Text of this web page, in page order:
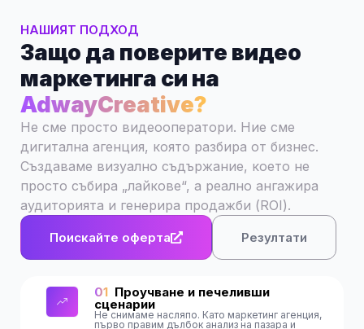
НАШИЯТ ПОДХОД
Защо да поверите видео
маркетинга си на
AdwayCreative?
Не сме просто видеооператори. Ние сме
дигитална агенция, която разбира от бизнес.
Създаваме визуално съдържание, което не
просто събира „лайкове“, а реално ангажира
аудиторията и генерира продажби (ROI).
Поискайте оферта Резултати
01Проучване и печеливши
сценарии
Не снимаме насляпо. Като маркетинг агенция,
първо правим дълбок анализ на пазара и